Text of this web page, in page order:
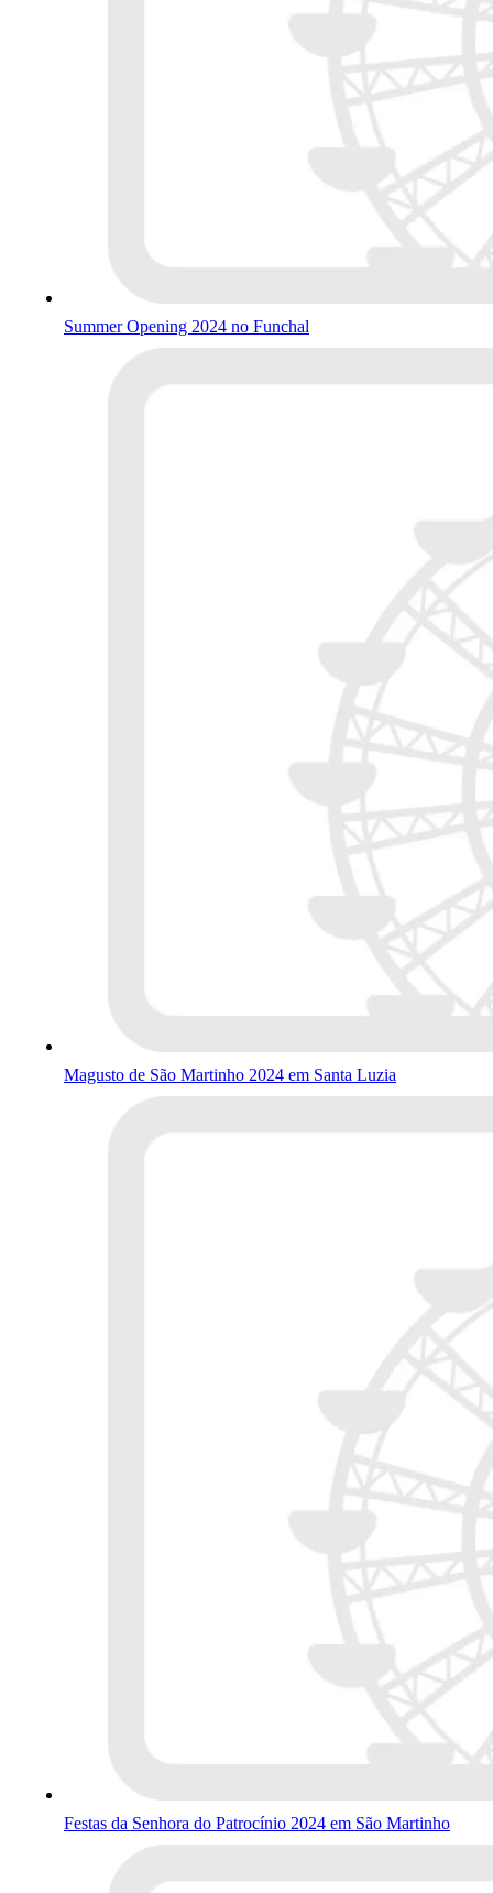
Summer Opening 2024 no Funchal
Magusto de São Martinho 2024 em Santa Luzia
Festas da Senhora do Patrocínio 2024 em São Martinho